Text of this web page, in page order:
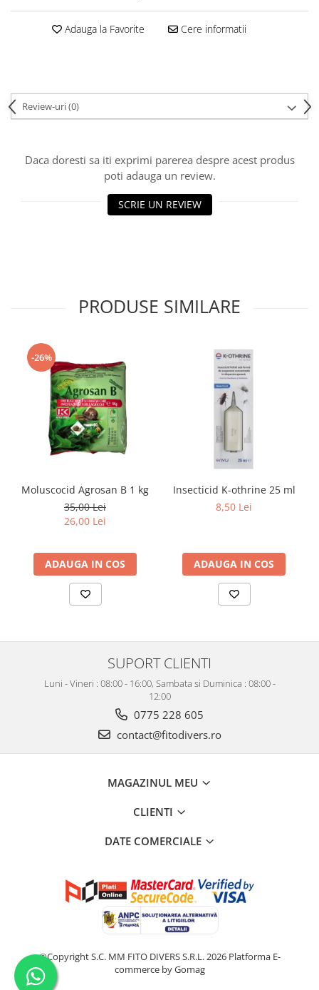
Adauga la Favorite Cere informatii
Review-uri(0)
Daca doresti sa iti exprimi parerea despre acest produs
poti adauga un review.
SCRIE UN REVIEW
PRODUSE SIMILARE
-26%
Moluscocid Agrosan B 1 kg
35,00 Lei
26,00 Lei
ADAUGA IN COS
Insecticid K-othrine 25 ml
8,50 Lei
ADAUGA IN COS
SUPORT CLIENTI
Luni - Vineri : 08:00 - 16:00, Sambata si Duminica : 08:00 -
12:00
0775 228 605
contact@fitodivers.ro
MAGAZINUL MEU
CLIENTI
DATE COMERCIALE
©Copyright S.C. MM FITO DIVERS S.R.L. 2026 Platforma E-
commerce by Gomag